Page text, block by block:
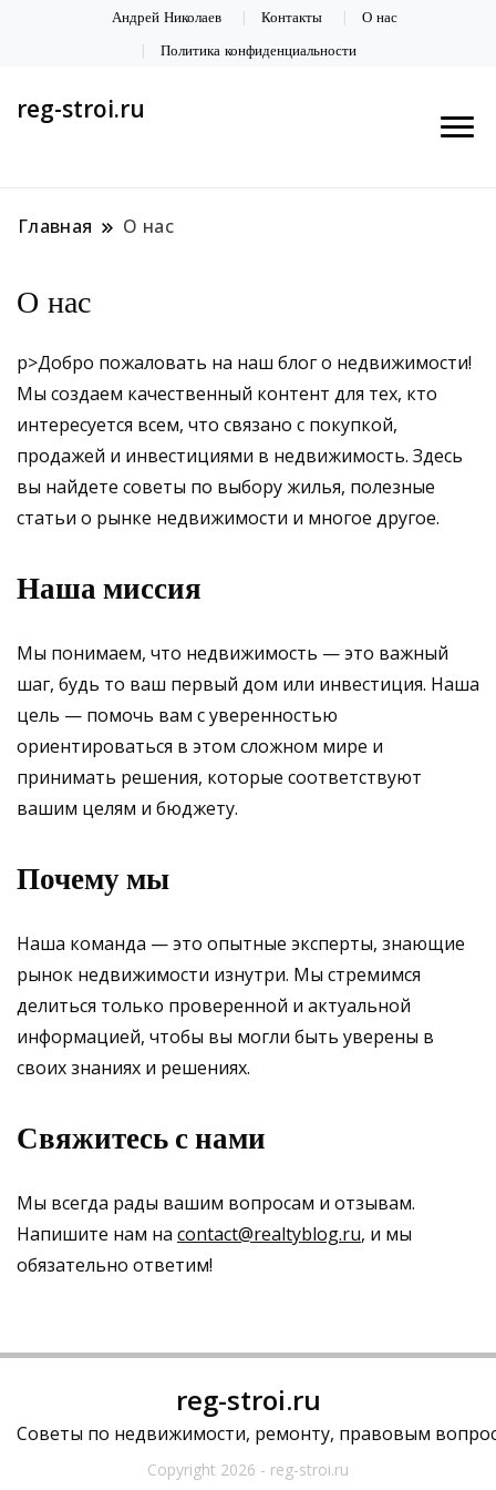
Андрей Николаев Контакты
О нас
Политика конфиденциальности
reg-stroi.ru
Главная О нас
О нас
p>Добро пожаловать на наш блог о недвижимости!
Мы создаем качественный контент для тех, кто
интересуется всем, что связано с покупкой,
продажей и инвестициями в недвижимость. Здесь
вы найдете советы по выбору жилья, полезные
статьи о рынке недвижимости и многое другое.
Наша миссия
Мы понимаем, что недвижимость — это важный
шаг, будь то ваш первый дом или инвестиция. Наша
цель — помочь вам с уверенностью
ориентироваться в этом сложном мире и
принимать решения, которые соответствуют
вашим целям и бюджету.
Почему мы
Наша команда — это опытные эксперты, знающие
рынок недвижимости изнутри. Мы стремимся
делиться только проверенной и актуальной
информацией, чтобы вы могли быть уверены в
своих знаниях и решениях.
Свяжитесь с нами
Мы всегда рады вашим вопросам и отзывам.
Напишите нам на contact@realtyblog.ru, и мы
обязательно ответим!
reg-stroi.ru
Советы по недвижимости, ремонту, правовым
Copyright 2026 - reg-stroi.ru